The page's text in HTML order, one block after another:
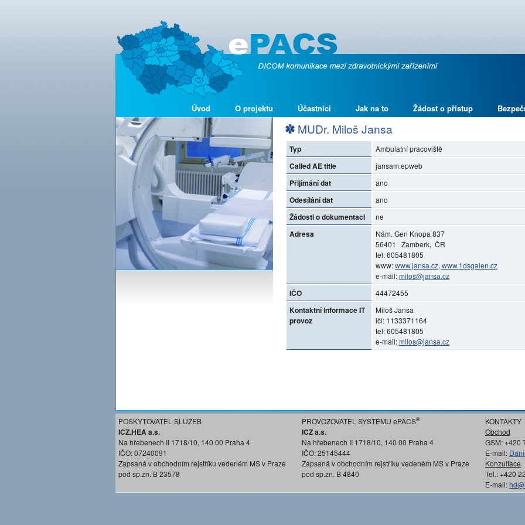
Úvod O projektu Účastníci Jak na to Žádost o přístup
MUDr. Miloš Jansa
Typ Ambulatní pracoviště
Called AE title jansam.epweb
Přijímání dat ano
Odesílání dat ano
Žádosti o dokumentaci ne
Adresa
Nám. Gen Knopa 837
56401 Žamberk, ČR
tel: 605481805
www:www.jansa.cz, www.1dsgalen.cz
e-mail:milos@jansa.cz
IČO 44472455
Kontaktní informace IT
provoz
Miloš Jansa
ičl: 1133371164
tel: 605481805
e-mail:milos@jansa.cz
POSKYTOVATEL SLUŽEB
ICZ.HEA a.s.
Na hřebenech II 1718/10, 140 00 Praha 4
IČO: 07240091
Zapsaná v obchodním rejstříku vedeném MS v Praze
pod sp.zn. B 23578
PROVOZOVATEL SYSTÉMU ePACS®
ICZ a.s.
Na hřebenech II 1718/10, 140 00 Praha 4
IČO: 25145444
Zapsaná v obchodním rejstříku vedeném MS v Praze
pod sp.zn. B 4840
KONTAKTY
Obchod
GSM: +420
E-mail:
Konzultace
Tel.: +420
E-mail: